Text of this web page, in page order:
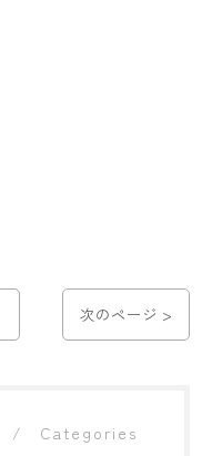
次のページ >
Categories